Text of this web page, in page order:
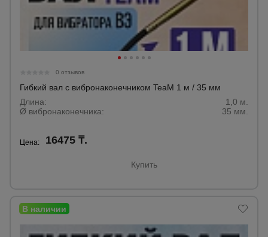
0 отзывов
Гибкий вал с вибронаконечником TeaM 1 м / 35 мм
Длина:
1,0 м.
Ø вибронаконечника:
35 мм.
Цена: 16475 ₸.
Купить